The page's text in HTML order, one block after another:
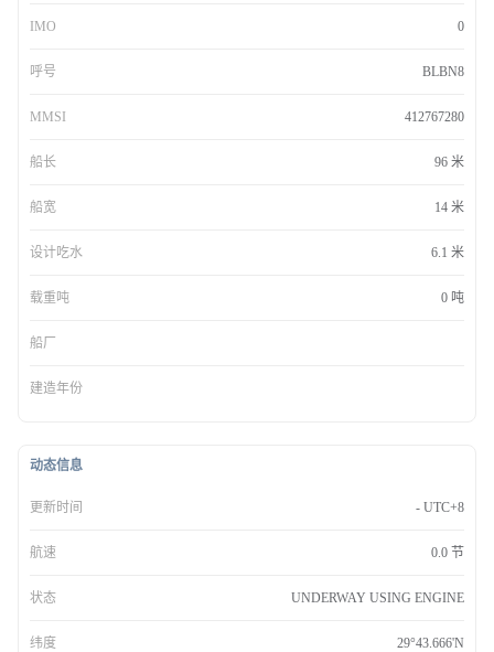
IMO 0
呼号 BLBN8
MMSI 412767280
船长 96 米
船宽 14 米
设计吃水 6.1 米
载重吨 0 吨
船厂
建造年份
动态信息
更新时间 - UTC+8
航速 0.0 节
状态 UNDERWAY USING ENGINE
纬度 29°43.666'N